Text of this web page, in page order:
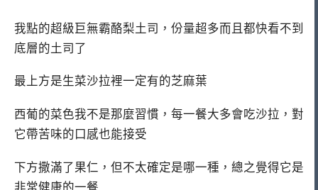
我點的超級巨無霸酪梨土司，份量超多而且都快看不到
底層的土司了
最上方是生菜沙拉裡一定有的芝麻葉
西葡的菜色我不是那麼習慣，每一餐大多會吃沙拉，對
它帶苦味的口感也能接受
下方撒滿了果仁，但不太確定是哪一種，總之覺得它是
非常健康的一餐